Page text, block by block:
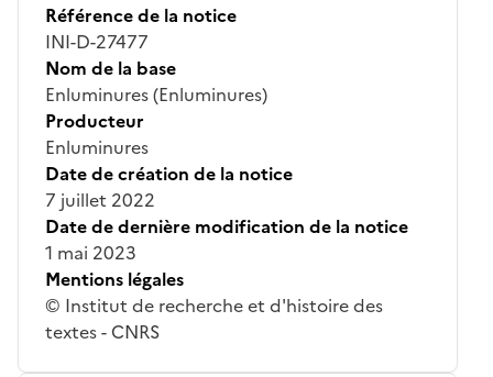
Référence de la notice
INI-D-27477
Nom de la base
Enluminures (Enluminures)
Producteur
Enluminures
Date de création de la notice
7 juillet 2022
Date de dernière modification de la notice
1 mai 2023
Mentions légales
© Institut de recherche et d'histoire des
textes - CNRS